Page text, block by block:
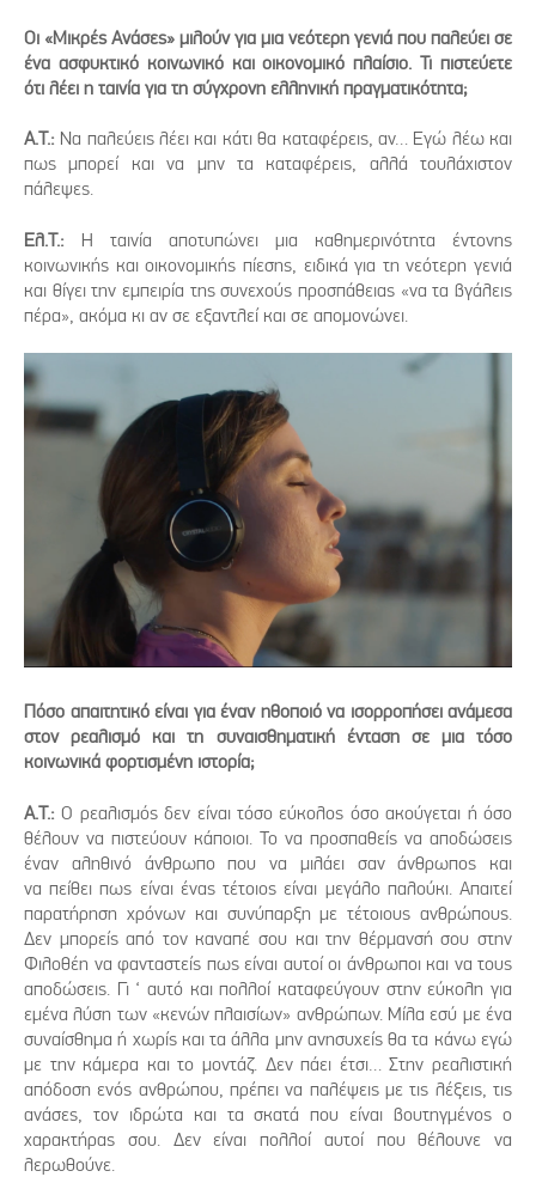
Οι «Μικρές Ανάσες» μιλούν για μια νεότερη γενιά που παλεύει σε
ένα ασφυκτικό κοινωνικό και οικονομικό πλαίσιο. Τι πιστεύετε
ότι λέει η ταινία για τη σύγχρονη ελληνική πραγματικότητα;
Α.Τ.: Να παλεύεις λέει και κάτι θα καταφέρεις, αν… Εγώ λέω και
πως μπορεί και να μην τα καταφέρεις, αλλά τουλάχιστον
πάλεψες.
Ελ.Τ.: Η ταινία αποτυπώνει μια καθημερινότητα έντονης
κοινωνικής και οικονομικής πίεσης, ειδικά για τη νεότερη γενιά
και θίγει την εμπειρία της συνεχούς προσπάθειας «να τα βγάλεις
πέρα», ακόμα κι αν σε εξαντλεί και σε απομονώνει.
Πόσο απαιτητικό είναι για έναν ηθοποιό να ισορροπήσει ανάμεσα
στον ρεαλισμό και τη συναισθηματική ένταση σε μια τόσο
κοινωνικά φορτισμένη ιστορία;
Α.Τ.:Ο ρεαλισμός δεν είναι τόσο εύκολος όσο ακούγεται ή όσο
θέλουν να πιστεύουν κάποιοι. Το να προσπαθείς να αποδώσεις
έναν αληθινό άνθρωπο που να μιλάει σαν άνθρωπος και
να πείθει πως είναι ένας τέτοιος είναι μεγάλο παλούκι. Απαιτεί
παρατήρηση χρόνων και συνύπαρξη με τέτοιους ανθρώπους.
Δεν μπορείς από τον καναπέ σου και την θέρμανσή σου στην
Φιλοθέη να φανταστείς πως είναι αυτοί οι άνθρωποι και να τους
αποδώσεις. Γι ‘ αυτό και πολλοί καταφεύγουν στην εύκολη για
εμένα λύση των «κενών πλαισίων» ανθρώπων. Μίλα εσύ με ένα
συναίσθημα ή χωρίς και τα άλλα μην ανησυχείς θα τα κάνω εγώ
με την κάμερα και το μοντάζ. Δεν πάει έτσι… Στην ρεαλιστική
απόδοση ενός ανθρώπου, πρέπει να παλέψεις με τις λέξεις, τις
ανάσες, τον ιδρώτα και τα σκατά που είναι βουτηγμένος ο
χαρακτήρας σου. Δεν είναι πολλοί αυτοί που θέλουνε να
λερωθούνε.